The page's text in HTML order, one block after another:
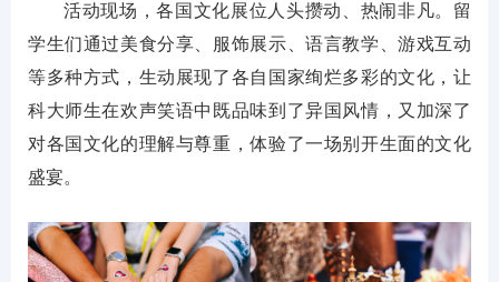
活动现场，各国文化展位人头攒动、热闹非凡。留
学生们通过美食分享、服饰展示、语言教学、游戏互动
等多种方式，生动展现了各自国家绚烂多彩的文化，让
科大师生在欢声笑语中既品味到了异国风情，又加深了
对各国文化的理解与尊重，体验了一场别开生面的文化
盛宴。